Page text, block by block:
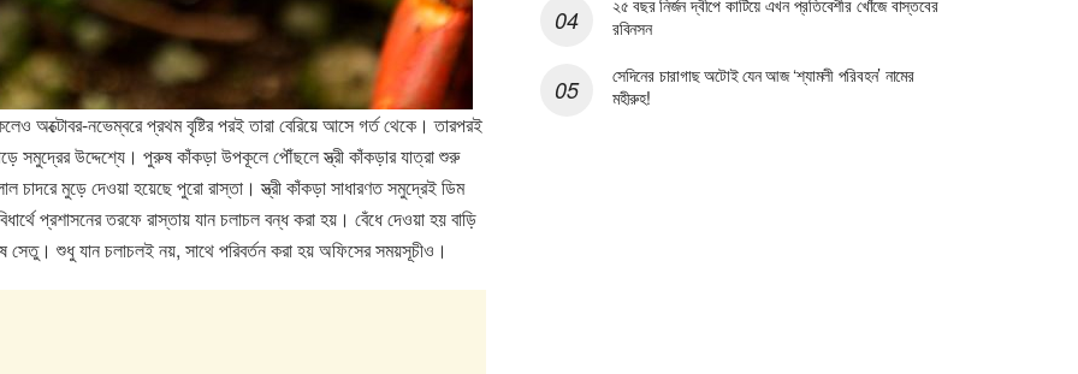
অক্টোবর-নভেম্বরে প্রথম বৃষ্টির পরই তারা বেরিয়ে আসে গর্ত থেকে। তারপরই
সমুদ্রের উদ্দেশ্যে। পুরুষ কাঁকড়া উপকূলে পৌঁছলে স্ত্রী কাঁকড়ার যাত্রা শুরু
মুড়ে দেওয়া হয়েছে পুরো রাস্তা। স্ত্রী কাঁকড়া সাধারণত সমুদ্রেই ডিম
প্রশাসনের তরফে রাস্তায় যান চলাচল বন্ধ করা হয়। বেঁধে দেওয়া হয় বাড়ি
সেতু। শুধু যান চলাচলই নয়, সাথে পরিবর্তন করা হয় অফিসের সময়সূচীও।
রবিনসন
সেদিনের চারাগাছ অটোই যেন আজ ‘শ্যামলী পরিবহন’ নামের
মহীরুহ!